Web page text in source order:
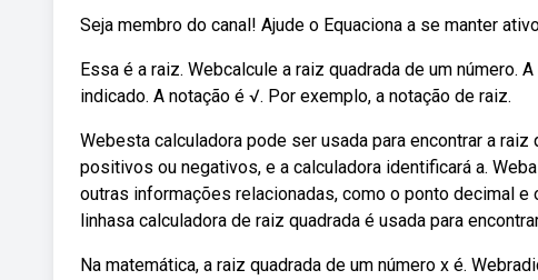
Seja membro do canal! Ajude o Equaciona a se manter
Essa é a raiz. Webcalcule a raiz quadrada de um número.
indicado. A notação é √. Por exemplo, a notação de raiz.
Webesta calculadora pode ser usada para encontrar a
positivos ou negativos, e a calculadora identificará a.
outras informações relacionadas, como o ponto decimal e
linhasa calculadora de raiz quadrada é usada para
Na matemática, a raiz quadrada de um número x é.